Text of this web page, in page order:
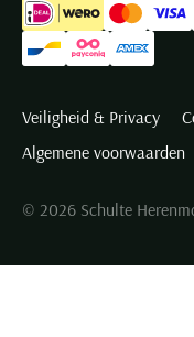
Veiligheid & Privacy
Algemene voorwaarden
© 2026 Schulte